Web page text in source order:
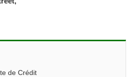
de Crédit